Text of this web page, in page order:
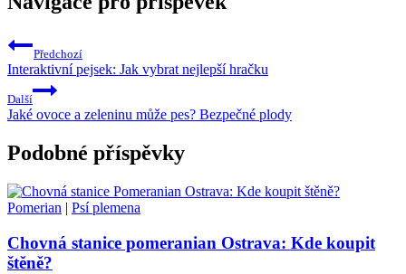
Předchozí
Interaktivní pejsek: Jak vybrat nejlepší hračku
Další
Jaké ovoce a zeleninu může pes? Bezpečné plody
Podobné příspěvky
Pomerian | Psí plemena
Chovná stanice pomeranian Ostrava: Kde koupit
štěně?